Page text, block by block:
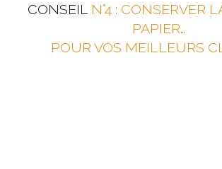
CONSEIL
N°4 : CONSERVER
PAPIER…
POUR VOS MEILLEURS